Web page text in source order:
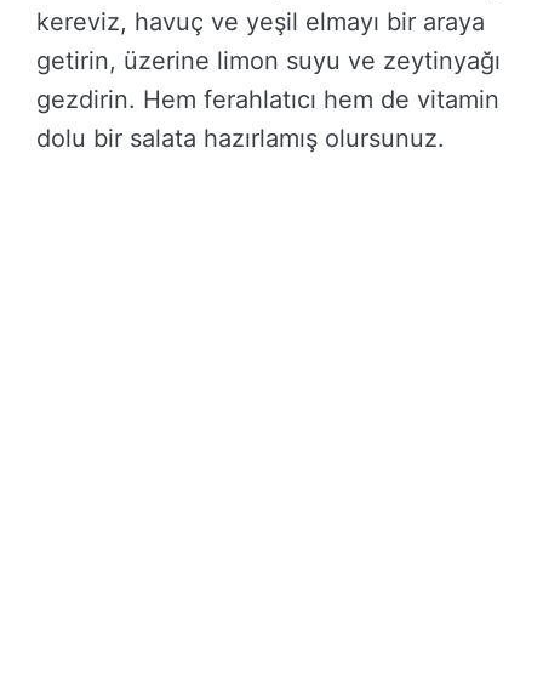
kereviz, havuç ve yeşil elmayı bir araya
getirin, üzerine limon suyu ve zeytinyağı
gezdirin. Hem ferahlatıcı hem de vitamin
dolu bir salata hazırlamış olursunuz.